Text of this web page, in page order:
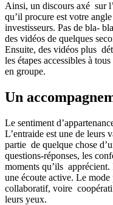
Ainsi, un discours axé sur
qu’il procure est votre
investisseurs. Pas de bla-
des vidéos de quelques
Ensuite, des vidéos plus
les étapes accessibles à
en groupe.
Un
Le sentiment
L’entraide est une de leurs
partie de quelque chose
questions-réponses, les
moments qu’ils
une écoute active. Le
collaboratif, voire
leurs yeux.